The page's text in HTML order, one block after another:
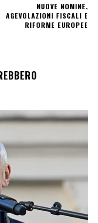
NUOVE NOMINE,
AGEVOLAZIONI FISCALI E
RIFORME EUROPEE